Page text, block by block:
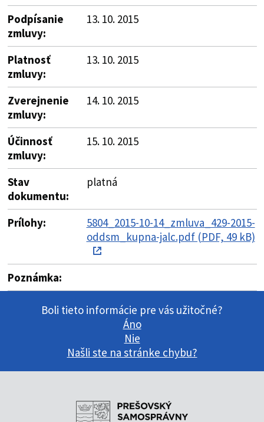
Podpísanie
zmluvy:
13. 10. 2015
Platnosť
zmluvy:
13. 10. 2015
Zverejnenie
zmluvy:
14. 10. 2015
Účinnosť
zmluvy:
15. 10. 2015
Stav
dokumentu:
platná
Prílohy:
5804_2015-10-14_zmluva_429-2015-
oddsm_kupna-jalc.pdf (PDF, 49 kB)
Poznámka:
Boli tieto informácie pre vás užitočné?
Áno
Nie
Našli ste na stránke chybu?